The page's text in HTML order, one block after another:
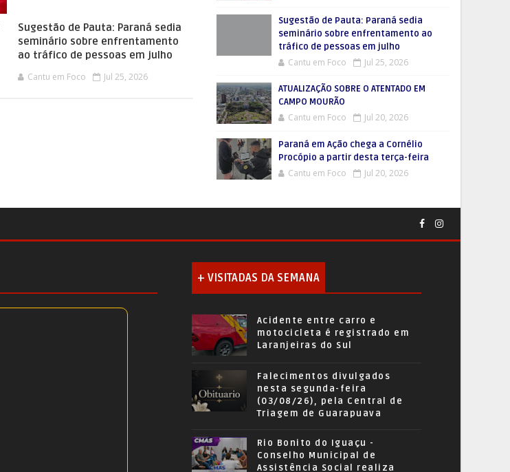
Sugestão de Pauta: Paraná sedia
seminário sobre enfrentamento
ao tráfico de pessoas em julho
Cantu em Foco Jul 25, 2026
Sugestão de Pauta: Paraná sedia
seminário sobre enfrentamento ao
tráfico de pessoas em julho
Cantu em Foco Jul 25, 2026
ATUALIZAÇÃO SOBRE O ATENTADO EM
CAMPO MOURÃO
Cantu em Foco Jul 20, 2026
Paraná em Ação chega a Cornélio
Procópio a partir desta terça-feira
Cantu em Foco Jul 20, 2026
+ VISITADAS DA SEMANA
Acidente entre carro e
motocicleta é registrado em
Laranjeiras do Sul
Falecimentos divulgados
nesta segunda-feira
(03/08/26), pela Central de
Triagem de Guarapuava
Rio Bonito do Iguaçu -
Conselho Municipal de
Assistência Social realiza